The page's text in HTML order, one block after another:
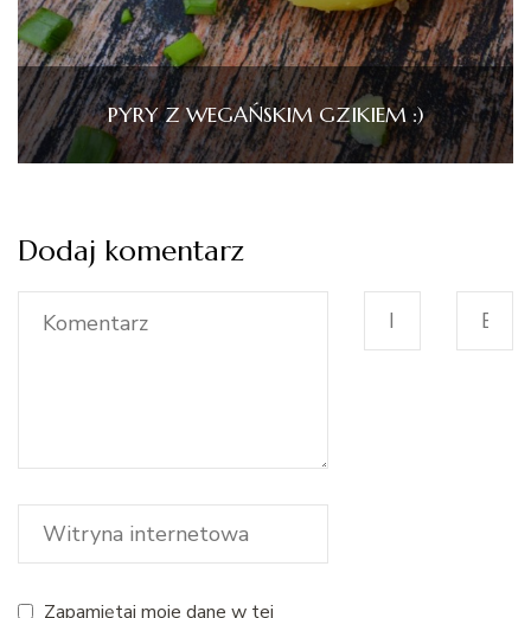
PYRY Z WEGAŃSKIM GZIKIEM :)
Dodaj komentarz
Zapamiętaj moje dane w tej